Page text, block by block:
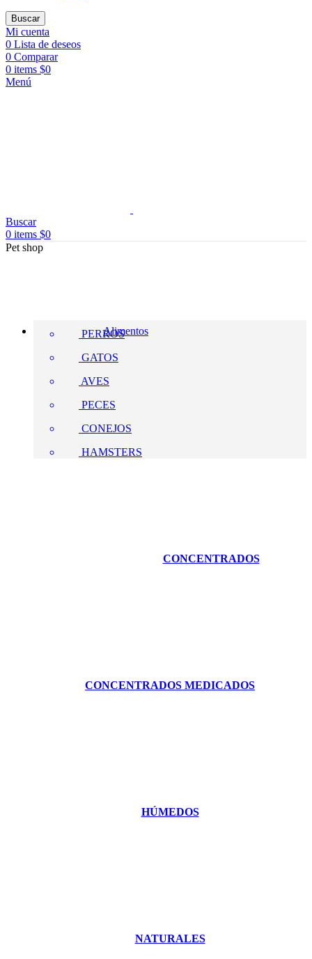
Buscar
Mi cuenta
0 Lista de deseos
0 Comparar
0 items $0
Menú
Buscar
0 items $0
Pet shop
Alimentos
PERROS
GATOS
AVES
PECES
CONEJOS
HAMSTERS
CONCENTRADOS
CONCENTRADOS MEDICADOS
HÚMEDOS
NATURALES